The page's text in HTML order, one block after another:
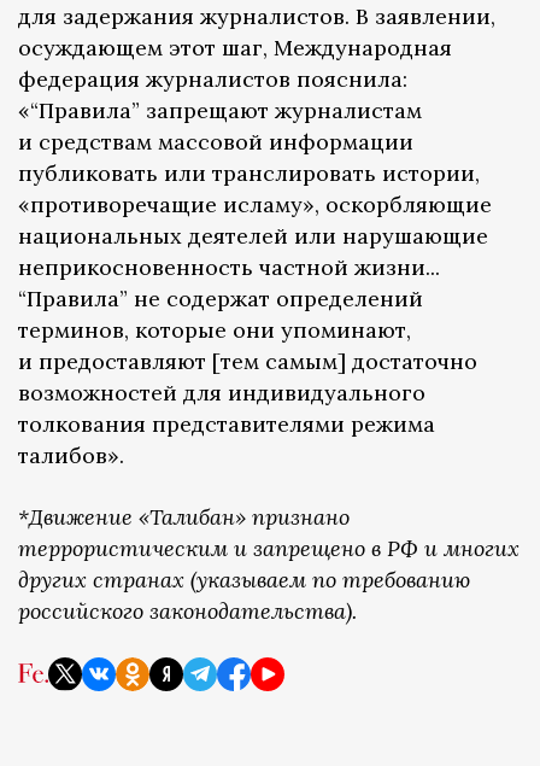
для задержания журналистов. В заявлении,
осуждающем этот шаг, Международная
федерация журналистов пояснила:
«“Правила” запрещают журналистам
и средствам массовой информации
публиковать или транслировать истории,
«противоречащие исламу», оскорбляющие
национальных деятелей или нарушающие
неприкосновенность частной жизни...
“Правила” не содержат определений
терминов, которые они упоминают,
и предоставляют [тем самым] достаточно
возможностей для индивидуального
толкования представителями режима
талибов».
*Движение «Талибан» признано
террористическим и запрещено в РФ и многих
других странах (указываем по требованию
российского законодательства).